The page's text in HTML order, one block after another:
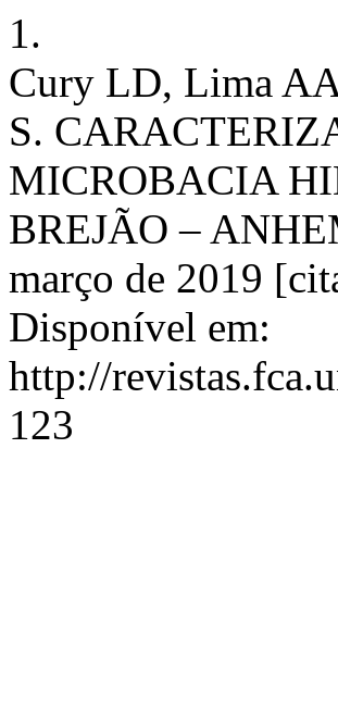
1.
Cury LD, Lima
S.
MICROBACIA
BREJÃO –
março de 2019
Disponível em:
http://
123